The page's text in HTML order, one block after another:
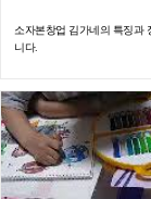
소자본창업 김가네의 특징과
니다.